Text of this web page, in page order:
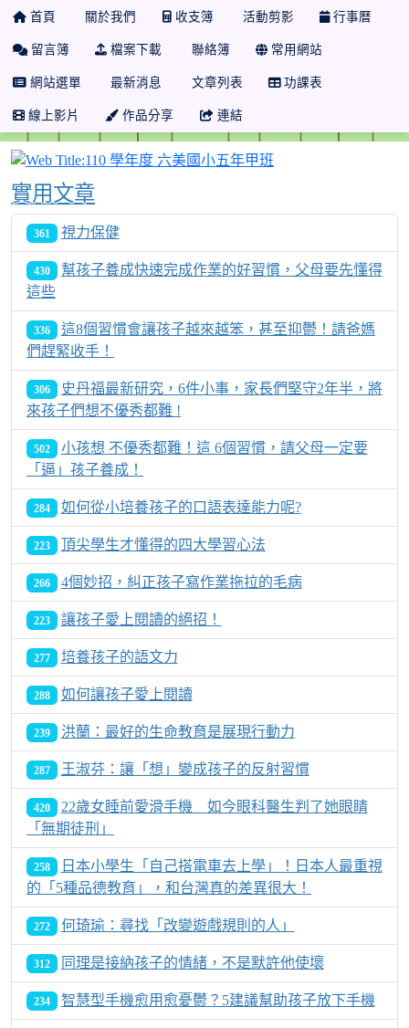
首頁 關於我們 收支簿 活動剪影 行事曆
留言簿 檔案下載 聯絡簿 常用網站
網站選單 最新消息 文章列表 功課表
線上影片 作品分享 連結
實用文章
361 視力保健
430
幫孩子養成快速完成作業的好習慣，父母要先懂得
這些
336
這8個習慣會讓孩子越來越笨，甚至抑鬱！請爸媽
們趕緊收手！
306
史丹福最新研究，6件小事，家長們堅守2年半，將
來孩子們想不優秀都難 !
502
小孩想 不優秀都難！這 6個習慣，請父母一定要
「逼」孩子養成！
284 如何從小培養孩子的口語表達能力呢?
223 頂尖學生才懂得的四大學習心法
266 4個妙招，糾正孩子寫作業拖拉的毛病
223 讓孩子愛上閱讀的絕招！
277 培養孩子的語文力
288 如何讓孩子愛上閱讀
239 洪蘭：最好的生命教育是展現行動力
287 王淑芬：讓「想」變成孩子的反射習慣
420
22歲女睡前愛滑手機 如今眼科醫生判了她眼睛
「無期徒刑」
258
日本小學生「自己搭電車去上學」！日本人最重視
的「5種品德教育」，和台灣真的差異很大！
272 何琦瑜：尋找「改變遊戲規則的人」
312 同理是接納孩子的情緒，不是默許他使壞
234 智慧型手機愈用愈憂鬱？5建議幫助孩子放下手機